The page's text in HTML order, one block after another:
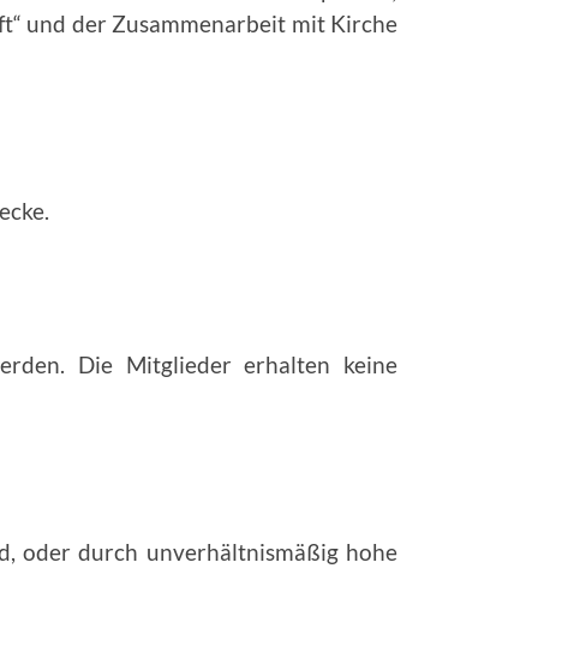
und der Zu­sammenarbeit mit Kirche
Die Mitglieder erhalten keine
oder durch unverhältnismäßig hohe